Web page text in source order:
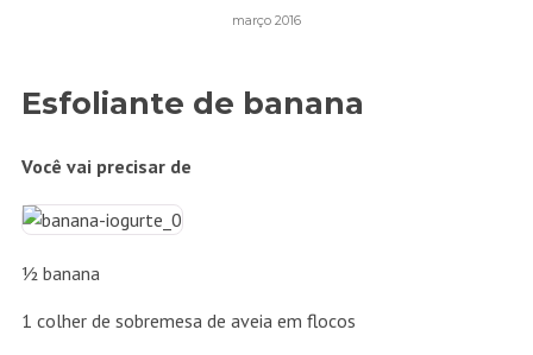
março 2016
Esfoliante de banana
Você vai precisar de
½ banana
1 colher de sobremesa de aveia em flocos